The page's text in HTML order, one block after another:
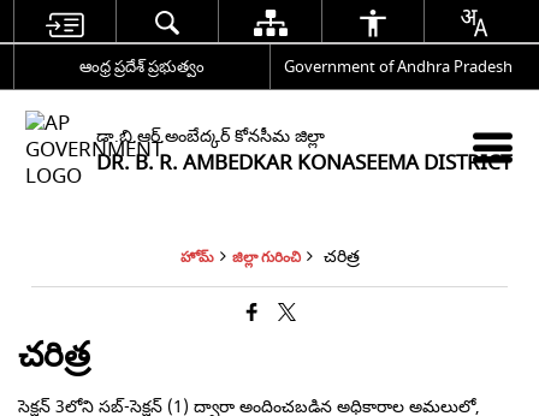
ఆంధ్ర ప్రదేశ్ ప్రభుత్వం Government of Andhra Pradesh
డా.బి.ఆర్.అంబేద్కర్ కోనసీమ జిల్లా
DR. B. R. AMBEDKAR KONASEEMA DISTRICT
హోమ్ జిల్లా గురించి చరిత్ర
చరిత్ర
సెక్షన్ 3లోని సబ్-సెక్షన్ (1) ద్వారా అందించబడిన అధికారాల అమలులో,